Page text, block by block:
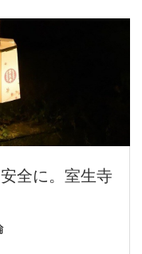
全に。室生寺